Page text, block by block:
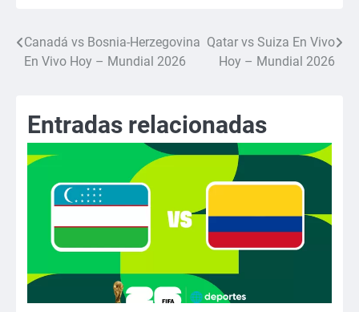
Navegación
Canadá vs Bosnia-Herzegovina
En Vivo Hoy – Mundial 2026
Qatar vs Suiza En Vivo
Hoy – Mundial 2026
Entradas relacionadas